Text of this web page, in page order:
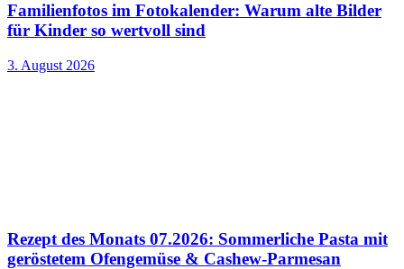
Familienfotos im Fotokalender: Warum alte Bilder
für Kinder so wertvoll sind
3. August 2026
Rezept des Monats 07.2026: Sommerliche Pasta mit
geröstetem Ofengemüse & Cashew-Parmesan